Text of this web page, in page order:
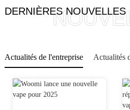
DERNIÈRES NOUVELLES
Actualités de l'entreprise Actualités